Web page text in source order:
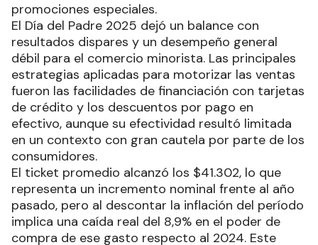
promociones especiales.
El Día del Padre 2025 dejó un balance con
resultados dispares y un desempeño general
débil para el comercio minorista. Las principales
estrategias aplicadas para motorizar las ventas
fueron las facilidades de financiación con tarjetas
de crédito y los descuentos por pago en
efectivo, aunque su efectividad resultó limitada
en un contexto con gran cautela por parte de los
consumidores.
El ticket promedio alcanzó los $41.302, lo que
representa un incremento nominal frente al año
pasado, pero al descontar la inflación del período
implica una caída real del 8,9% en el poder de
compra de ese gasto respecto al 2024. Este